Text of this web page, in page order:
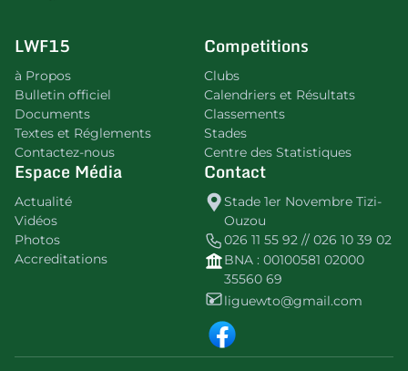
LWF15
à Propos
Bulletin officiel
Documents
Textes et Réglements
Contactez-nous
Competitions
Clubs
Calendriers et Résultats
Classements
Stades
Centre des Statistiques
Espace Média
Actualité
Vidéos
Photos
Accreditations
Contact
Stade 1er Novembre Tizi-
Ouzou
026 11 55 92 // 026 10 39 02
BNA : 00100581 02000
35560 69
liguewto@gmail.com